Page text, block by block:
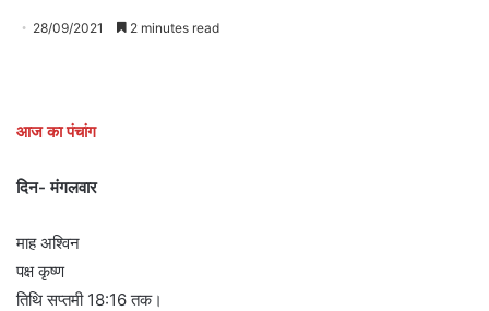
28/09/2021 2 minutes read
आज का पंचांग
दिन- मंगलवार
माह अश्विन
पक्ष कृष्ण
तिथि सप्तमी 18:16 तक।